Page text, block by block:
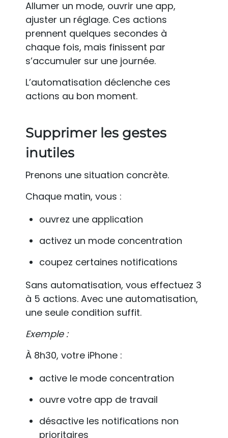
Allumer un mode, ouvrir une app,
ajuster un réglage. Ces actions
prennent quelques secondes à
chaque fois, mais finissent par
s’accumuler sur une journée.
L’automatisation déclenche ces
actions au bon moment.
Supprimer les gestes
inutiles
Prenons une situation concrète.
Chaque matin, vous :
ouvrez une application
activez un mode concentration
coupez certaines notifications
Sans automatisation, vous effectuez 3
à 5 actions. Avec une automatisation,
une seule condition suffit.
Exemple :
À 8h30, votre iPhone :
active le mode concentration
ouvre votre app de travail
désactive les notifications non
prioritaires